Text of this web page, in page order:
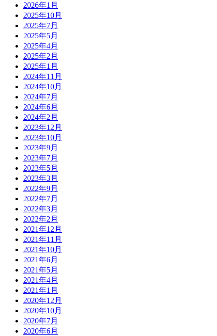
2026年1月
2025年10月
2025年7月
2025年5月
2025年4月
2025年2月
2025年1月
2024年11月
2024年10月
2024年7月
2024年6月
2024年2月
2023年12月
2023年10月
2023年9月
2023年7月
2023年5月
2023年3月
2022年9月
2022年7月
2022年3月
2022年2月
2021年12月
2021年11月
2021年10月
2021年6月
2021年5月
2021年4月
2021年1月
2020年12月
2020年10月
2020年7月
2020年6月